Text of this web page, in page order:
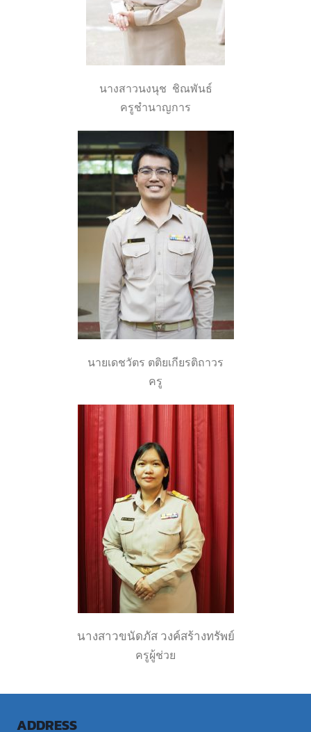
นางสาวนงนุช ชิณพันธ์
ครูชำนาญการ
นายเดชวัตร ตติยเกียรติถาวร
ครู
นางสาวขนัดภัส วงค์สร้างทรัพย์
ครูผู้ช่วย
ADDRESS